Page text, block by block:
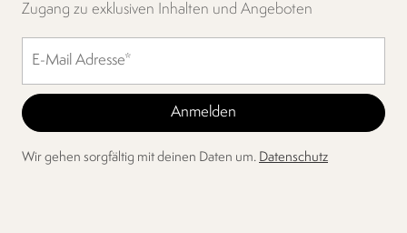
Zugang zu exklusiven Inhalten und Angeboten
Wir gehen sorgfältig mit deinen Daten um. Datenschutz